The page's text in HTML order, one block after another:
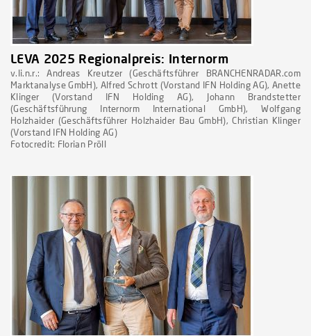
LEVA 2025 Regionalpreis: Internorm
v.li.n.r.: Andreas Kreutzer (Geschäftsführer BRANCHENRADAR.com
Marktanalyse GmbH), Alfred Schrott (Vorstand IFN Holding AG), Anette
Klinger (Vorstand IFN Holding AG), Johann Brandstetter
(Geschäftsführung Internorm International GmbH), Wolfgang
Holzhaider (Geschäftsführer Holzhaider Bau GmbH), Christian Klinger
(Vorstand IFN Holding AG)
Fotocredit: Florian Pröll